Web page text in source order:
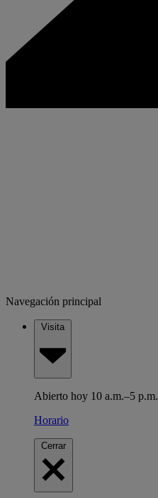
Navegación principal
Visita
Abierto hoy 10 a.m.–5 p.m.
Horario
Cerrar